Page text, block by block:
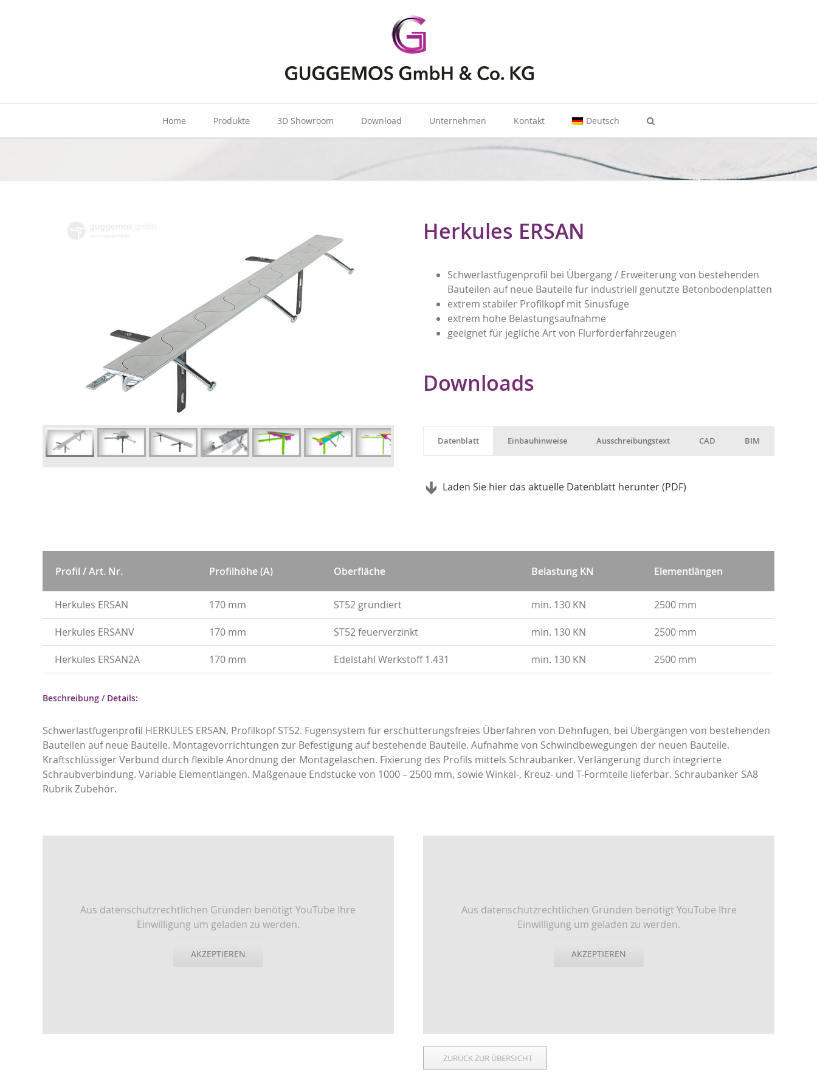
Home Produkte 3D Showroom Download Unternehmen Kontakt Deutsch
Herkules ERSAN
Schwerlastfugenprofil bei Übergang / Erweiterung von bestehenden
Bauteilen auf neue Bauteile für industriell genutzte Betonbodenplatten
extrem stabiler Profilkopf mit Sinusfuge
extrem hohe Belastungsaufnahme
geeignet für jegliche Art von Flurförderfahrzeugen
Downloads
Datenblatt Einbauhinweise Ausschreibungstext CAD BIM
Laden Sie hier das aktuelle Datenblatt herunter (PDF)
Profil / Art. Nr. Profilhöhe (A) Oberfläche Belastung KN Elementlängen
Herkules ERSAN 170 mm ST52 grundiert min. 130 KN 2500 mm
Herkules ERSANV 170 mm ST52 feuerverzinkt min. 130 KN 2500 mm
Herkules ERSAN2A 170 mm Edelstahl Werkstoff 1.431 min. 130 KN 2500 mm
Beschreibung / Details:
Schwerlastfugenprofil HERKULES ERSAN, Profilkopf ST52. Fugensystem für erschütterungsfreies Überfahren von Dehnfugen, bei Übergängen von bestehenden
Bauteilen auf neue Bauteile. Montagevorrichtungen zur Befestigung auf bestehende Bauteile. Aufnahme von Schwindbewegungen der neuen Bauteile.
Kraftschlüssiger Verbund durch flexible Anordnung der Montagelaschen. Fixierung des Profils mittels Schraubanker. Verlängerung durch integrierte
Schraubverbindung. Variable Elementlängen. Maßgenaue Endstücke von 1000 – 2500 mm, sowie Winkel-, Kreuz- und T-Formteile lieferbar. Schraubanker SA8
Rubrik Zubehör.
Aus datenschutzrechtlichen Gründen benötigt YouTube Ihre
Einwilligung um geladen zu werden.
AKZEPTIEREN
Aus datenschutzrechtlichen Gründen benötigt YouTube Ihre
Einwilligung um geladen zu werden.
AKZEPTIEREN
ZURÜCK ZUR ÜBERSICHT